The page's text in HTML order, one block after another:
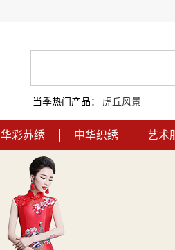
当季热门产品： 虎丘风景
华彩苏绣 中华织绣 艺术